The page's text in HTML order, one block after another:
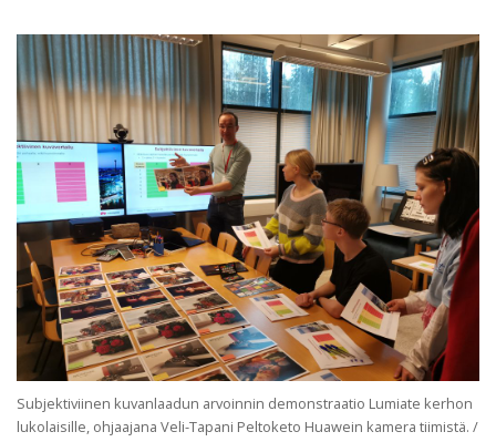
Subjektiviinen kuvanlaadun arvoinnin demonstraatio Lumiate kerhon
lukolaisille, ohjaajana Veli-Tapani Peltoketo Huawein kamera tiimistä. /